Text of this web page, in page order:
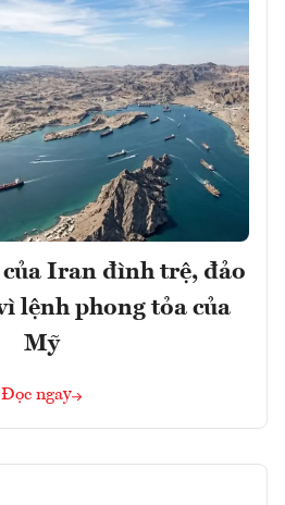
Iran đình trệ, đảo
lệnh phong tỏa của
Mỹ
Đọc ngay